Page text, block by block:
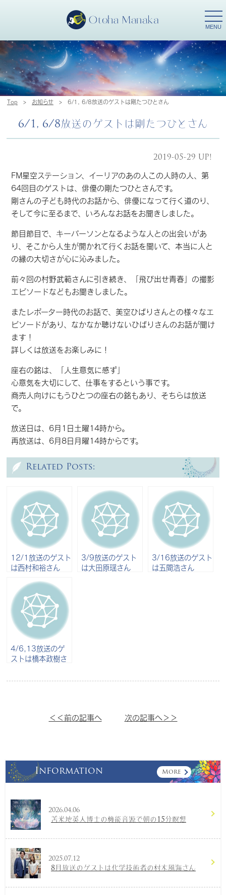
MENU
Top > お知らせ > 6/1, 6/8放送のゲストは剛たつひとさん
6/1, 6/8放送のゲストは剛たつひとさん
2019-05-29 UP!
FM星空ステーション、イーリアのあの人この人時の人、第
64回目のゲストは、俳優の剛たつひとさんです。
剛さんの子ども時代のお話から、俳優になって行く道のり、
そして今に至るまで、いろんなお話をお聞きしました。
節目節目で、キーパーソンとなるような人との出会いがあ
り、そこから人生が開かれて行くお話を聞いて、本当に人と
の縁の大切さが心に沁みました。
前々回の村野武範さんに引き続き、「飛び出せ青春」の撮影
エピソードなどもお聞きしました。
またレポーター時代のお話で、美空ひばりさんとの様々なエ
ピソードがあり、なかなか聴けないひばりさんのお話が聞け
ます！
詳しくは放送をお楽しみに！
座右の銘は、「人生意気に感ず」
心意気を大切にして、仕事をするという事です。
商売人向けにもうひとつの座右の銘もあり、そちらは放送
で。
放送日は、6月1日土曜14時から。
再放送は、6月8日月曜14時からです。
Related Posts:
12/1放送のゲスト
は西村和裕さん
3/9放送のゲスト
は大田原瑶さん
3/16放送のゲスト
は五間浩さん
4/6,13放送のゲ
ストは橋本政樹さ
＜＜前の記事へ 次の記事へ＞＞
Information More
2026.04.06
苫米地英人博士の機能音源で朝の15分瞑想
2025.07.12
8月放送のゲストは化学技術者の村木風海さん